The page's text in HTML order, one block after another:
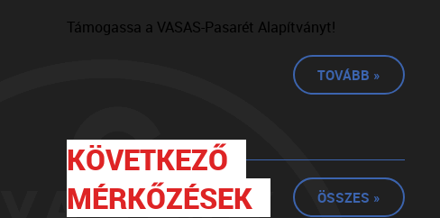
Támogassa a VASAS-Pasarét Alapítványt!
TOVÁBB »
KÖVETKEZŐ
MÉRKŐZÉSEK
ÖSSZES »